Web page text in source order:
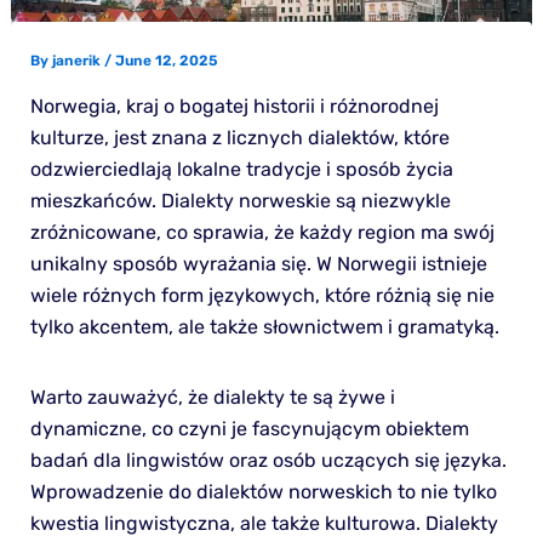
By janerik / June 12, 2025
Norwegia, kraj o bogatej historii i różnorodnej
kulturze, jest znana z licznych dialektów, które
odzwierciedlają lokalne tradycje i sposób życia
mieszkańców. Dialekty norweskie są niezwykle
zróżnicowane, co sprawia, że każdy region ma swój
unikalny sposób wyrażania się. W Norwegii istnieje
wiele różnych form językowych, które różnią się nie
tylko akcentem, ale także słownictwem i gramatyką.
Warto zauważyć, że dialekty te są żywe i
dynamiczne, co czyni je fascynującym obiektem
badań dla lingwistów oraz osób uczących się języka.
Wprowadzenie do dialektów norweskich to nie tylko
kwestia lingwistyczna, ale także kulturowa. Dialekty